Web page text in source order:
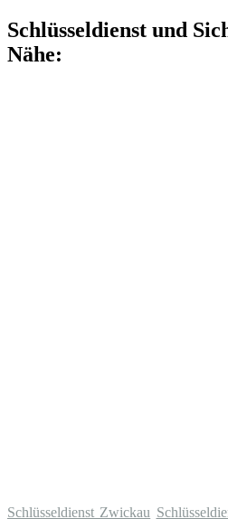
Schlüsseldienst und
Nähe:
Schlüsseldienst Zwickau